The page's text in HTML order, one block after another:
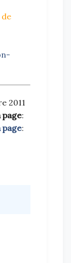
2011
:
page: